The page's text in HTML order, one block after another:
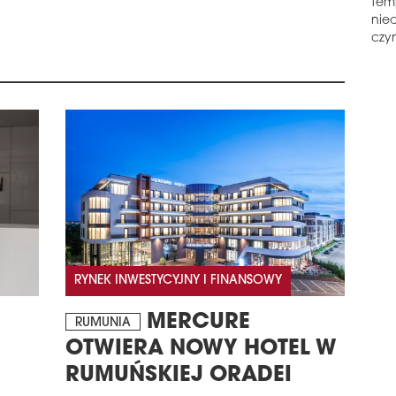
RYNEK INWESTYCYJNY I FINANSOWY
RUMUNIA
MERCURE
OTWIERA NOWY HOTEL W
RUMUŃSKIEJ ORADEI